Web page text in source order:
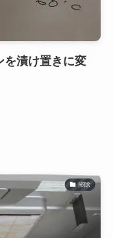
を漬け置きに変
掃除